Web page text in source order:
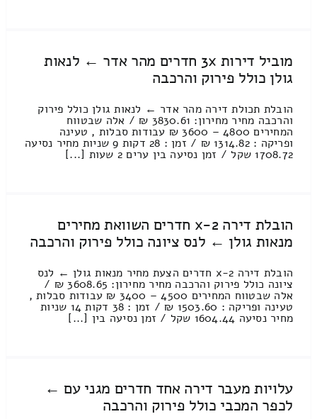
מוביל דירות 3x חדרים מהר אדר ← לנאות
גולן כולל פירוק והרכבה
הובלת תכולת דירה מהר אדר ← לנאות גולן כולל פירוק
והרכבה מחיר מחירון: 3830.61 ₪ / אלה שבטווח
המחירים 4800 – 3600 ₪ עבודות סבלות , טעינה
ופריקה : 1314.82 ₪ / זמן : 28 דקות 9 שניות מחיר נסיעה
1708.72 שקל / זמן נסיעה בין ערים 2 שעות [...]
הובלת דירה 2-x חדרים השוואת מחירים
מנאות גולן ← לנס ציונה כולל פירוק והרכבה
הובלת דירה 2-x חדרים הצעת מחיר מנאות גולן ← לנס
ציונה כולל פירוק והרכבה מחיר מחירון: 3608.65 ₪ /
אלה שבטווח המחירים 4500 – 3400 ₪ עבודות סבלות ,
טעינה ופריקה : 1503.60 ₪ / זמן : 38 דקות 14 שניות
מחיר נסיעה 1604.44 שקל / זמן נסיעה בין [...]
עלויות מעבר דירה אחד חדרים מגני עם ←
לכפר המכבי כולל פירוק והרכבה